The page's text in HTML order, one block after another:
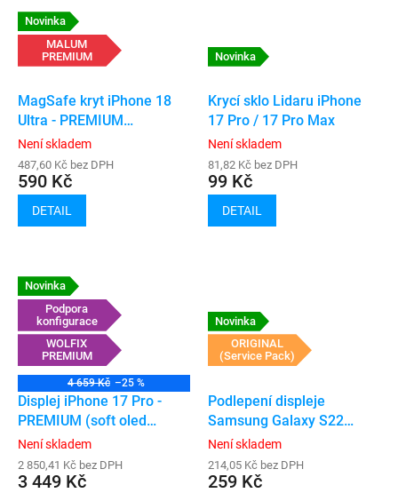
Novinka
MALUM
PREMIUM
MagSafe kryt iPhone 18
Ultra - PREMIUM
(transparent)
Není skladem
487,60 Kč bez DPH
590 Kč
DETAIL
Novinka
Krycí sklo Lidaru iPhone
17 Pro / 17 Pro Max
Není skladem
81,82 Kč bez DPH
99 Kč
DETAIL
Novinka
Podpora
konfigurace
WOLFIX
PREMIUM
4 659 Kč –25 %
Displej iPhone 17 Pro -
PREMIUM (soft oled
120hz, podpora
konfigurace)
Není skladem
2 850,41 Kč bez DPH
3 449 Kč
Novinka
ORIGINAL
(Service Pack)
Podlepení displeje
Samsung Galaxy S22
(S901)
Není skladem
214,05 Kč bez DPH
259 Kč